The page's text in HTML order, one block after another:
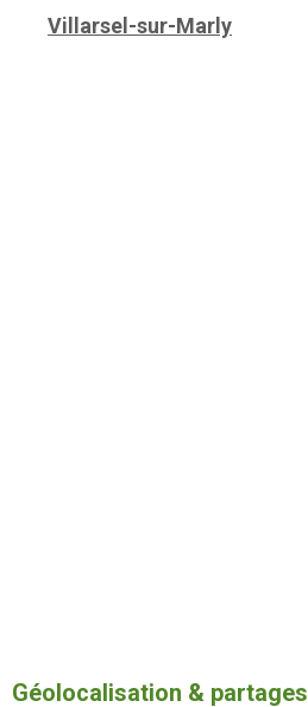
Villarsel-sur-Marly
Géolocalisation & partages